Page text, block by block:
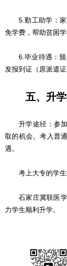
5.勤工助学：
免学费，帮助贫困
6.毕业待遇：
发报到证（原派遣
五、升
升学途径：参
取的机会。考入普
遇。
考上大专的学
石家庄冀联医
力学生顺利升学。